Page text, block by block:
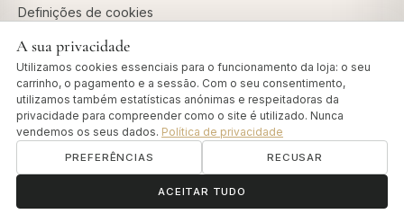
Definições de cookies
PARA PROFISSIONAIS
Conta profissional
Programa de afiliados
PAGAMENTOS SEGUROS
A sua privacidade
Utilizamos cookies essenciais para o funcionamento da loja: o seu
carrinho, o pagamento e a sessão. Com o seu consentimento,
utilizamos também estatísticas anónimas e respeitadoras da
privacidade para compreender como o site é utilizado. Nunca
vendemos os seus dados. Política de privacidade
PREFERÊNCIAS RECUSAR
ACEITAR TUDO